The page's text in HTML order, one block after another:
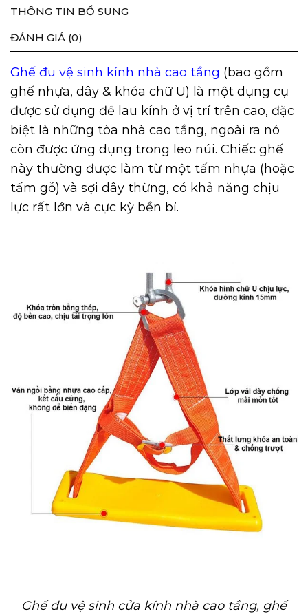
THÔNG TIN BỔ SUNG
ĐÁNH GIÁ (0)
Ghế đu vệ sinh kính nhà cao tầng (bao gồm
ghế nhựa, dây & khóa chữ U) là một dụng cụ
được sử dụng để lau kính ở vị trí trên cao, đặc
biệt là những tòa nhà cao tầng, ngoài ra nó
còn được ứng dụng trong leo núi. Chiếc ghế
này thường được làm từ một tấm nhựa (hoặc
tấm gỗ) và sợi dây thừng, có khả năng chịu
lực rất lớn và cực kỳ bền bỉ.
Ghế đu vệ sinh cửa kính nhà cao tầng, ghế